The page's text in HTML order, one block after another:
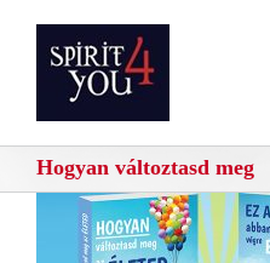
Hogyan változtasd meg